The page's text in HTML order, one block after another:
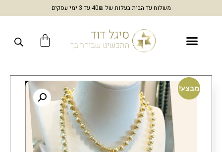
משלוח עד הבית בעלות של 40₪ עד 3 ימי עסקים
מבצע!